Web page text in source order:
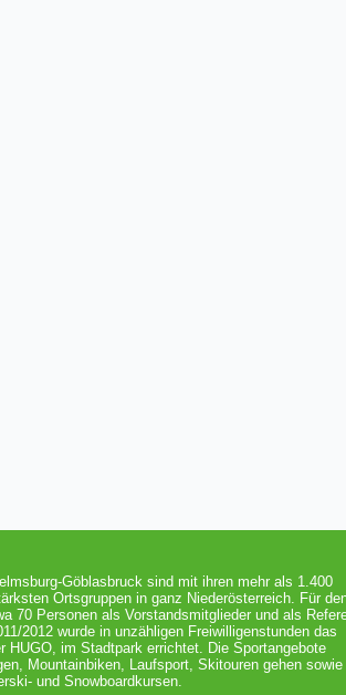
Göblasbruck sind mit ihren mehr als 1.400
Ortsgruppen in ganz Niederösterreich. Für
70 Personen als Vorstandsmitglieder und als
2012 wurde in unzähligen Freiwilligenstunden das
HUGO, im Stadtpark errichtet. Die Sportangebote
Mountainbiken, Laufsport, Skitouren gehen sowie
und Snowboardkursen.